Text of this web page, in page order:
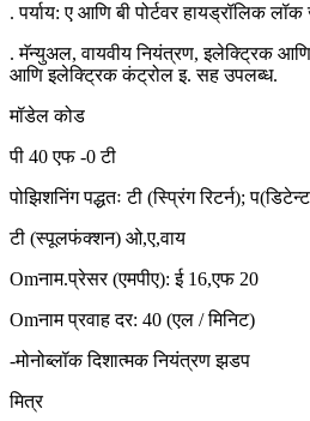
. पर्याय: ए आणि बी पोर्टवर हायड्रॉलिक
. मॅन्युअल, वायवीय नियंत्रण, इलेक्ट्रिक
आणि इलेक्ट्रिक कंट्रोल इ. सह उपलब्ध.
मॉडेल कोड
पी 40 एफ -0 टी
पोझिशनिंग पद्धतः टी (स्प्रिंग रिटर्न);प
टी (स्पूलफंक्शन) ओ,ए,वाय
Omनाम.प्रेसर (एमपीए): ई 16,एफ 20
Omनाम प्रवाह दर: 40 (एल / मिनिट)
-मोनोब्लॉक दिशात्मक नियंत्रण झडप
मित्र